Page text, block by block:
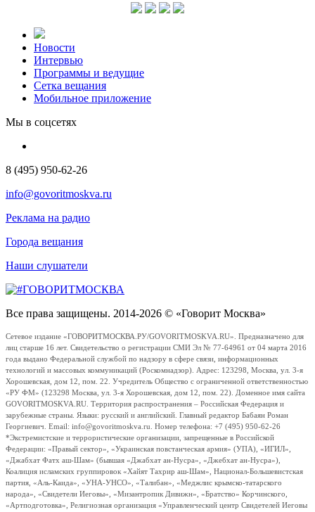
Новости
Интервью
Программы и ведущие
Сетка вещания
Мобильное приложение
Мы в соцсетях
8 (495) 950-62-26
info@govoritmoskva.ru
Реклама на радио
Города вещания
Наши слушатели
Все права защищены. 2014-2026 © «Говорит Москва»
Сетевое издание «ГОВОРИТМОСКВА.РУ/GOVORITMOSKVA.RU». Предназначено для
лиц старше 16 лет. Свидетельство о регистрации СМИ Эл № 77-64961 от 04 марта 2016
года выдано Федеральной службой по надзору в сфере связи, информационных
технологий и массовых коммуникаций (Роскомнадзор). Адрес: 123298, Москва, ул. 3-я
Хорошевская, дом 12, пом. 22. Учредитель Общество с ограниченной ответственностью
«РУ ФМ» (123298 Москва, ул. 3-я Хорошевская, дом 12, пом. 22). Доменное имя сайта
GOVORITMOSKVA.RU. Территория распространения – Российская Федерация и
зарубежные страны. Языки: русский и английский. Главный редактор Бабаян Роман
Георгиевич. Email: info@govoritmoskva.ru. Номер телефона: +7 (495) 950-62-26
*Экстремистские и террористические организации, запрещенные в Российской
Федерации: «Правый сектор», «Украинская повстанческая армия» (УПА), «ИГИЛ»,
«Джабхат Фатх аш-Шам» (бывшая «Джабхат ан-Нусра», «Джебхат ан-Нусра»),
Коалиция исламских группировок «Хайят Тахрир аш-Шам», Национал-Большевистская
партия, «Аль-Каида», «УНА-УНСО», «Талибан», «Меджлис крымско-татарского
народа», «Свидетели Иеговы», «Мизантропик Дивижн», «Братство» Корчинского,
«Артподготовка», Религиозная организация «Управленческий центр Свидетелей Иеговы